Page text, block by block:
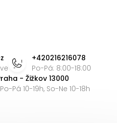
c
í
p
r
o
v
á
n
+420216216078
Po-Pá: 8:00-18:00
- Žižkov 13000
Pá 10-19h, So-Ne 10-18h